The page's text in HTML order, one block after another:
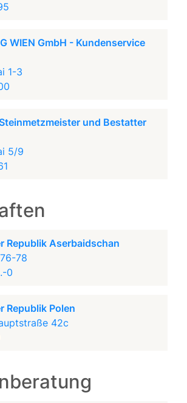
WIEN GmbH - Kundenservice
1-3
und Bestatter
5/9
Republik Aserbaidschan
78
0
Republik Polen
42c